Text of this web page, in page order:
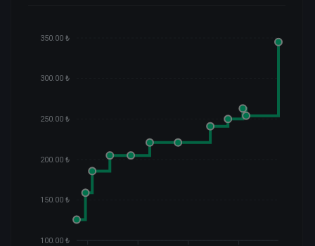
350.00 ₺
300.00 ₺
250.00 ₺
200.00 ₺
150.00 ₺
100.00 ₺